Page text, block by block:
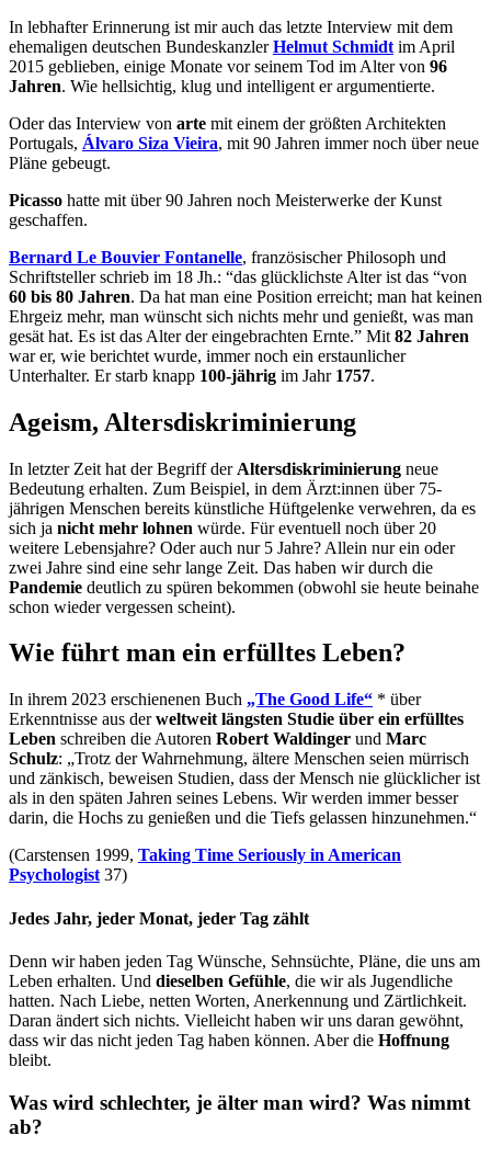
In lebhafter Erinnerung ist mir auch das letzte Interview mit dem
ehemaligen deutschen BundeskanzlerHelmut Schmidt im April
2015 geblieben, einige Monate vor seinem Tod im Alter von 96
Jahren. Wie hellsichtig, klug und intelligent er argumentierte.
Oder das Interview von arte mit einem der größten Architekten
Portugals, Álvaro Siza Vieira, mit 90 Jahren immer noch über neue
Pläne gebeugt.
Picasso hatte mit über 90 Jahren noch Meisterwerke der Kunst
geschaffen.
Bernard Le Bouvier Fontanelle, französischer Philosoph und
Schriftsteller schrieb im 18 Jh.: “das glücklichste Alter ist das “von
60 bis 80 Jahren. Da hat man eine Position erreicht; man hat keinen
Ehrgeiz mehr, man wünscht sich nichts mehr und genießt, was man
gesät hat. Es ist das Alter der eingebrachten Ernte.” Mit 82 Jahren
war er, wie berichtet wurde, immer noch ein erstaunlicher
Unterhalter. Er starb knapp 100-jährig im Jahr 1757.
Ageism, Altersdiskriminierung
In letzter Zeit hat der Begriff der Altersdiskriminierung neue
Bedeutung erhalten. Zum Beispiel, in dem Ärzt:innen über 75-
jährigen Menschen bereits künstliche Hüftgelenke verwehren, da es
sich ja nicht mehr lohnen würde. Für eventuell noch über 20
weitere Lebensjahre? Oder auch nur 5 Jahre? Allein nur ein oder
zwei Jahre sind eine sehr lange Zeit. Das haben wir durch die
Pandemie deutlich zu spüren bekommen (obwohl sie heute beinahe
schon wieder vergessen scheint).
Wie führt man ein erfülltes Leben?
In ihrem 2023 erschienenen Buch „The Good Life“ * über
Erkenntnisse aus derweltweit längsten Studie über ein erfülltes
Leben schreiben die Autoren Robert Waldinger und Marc
Schulz: „Trotz der Wahrnehmung, ältere Menschen seien mürrisch
und zänkisch, beweisen Studien, dass der Mensch nie glücklicher ist
als in den späten Jahren seines Lebens. Wir werden immer besser
darin, die Hochs zu genießen und die Tiefs gelassen hinzunehmen.“
(Carstensen 1999, Taking Time Seriously in American
Psychologist 37)
Jedes Jahr, jeder Monat, jeder Tag zählt
Denn wir haben jeden Tag Wünsche, Sehnsüchte, Pläne, die uns am
Leben erhalten. Und dieselben Gefühle, die wir als Jugendliche
hatten. Nach Liebe, netten Worten, Anerkennung und Zärtlichkeit.
Daran ändert sich nichts. Vielleicht haben wir uns daran gewöhnt,
dass wir das nicht jeden Tag haben können. Aber die Hoffnung
bleibt.
Was wird schlechter, je älter man wird? Was nimmt
ab?